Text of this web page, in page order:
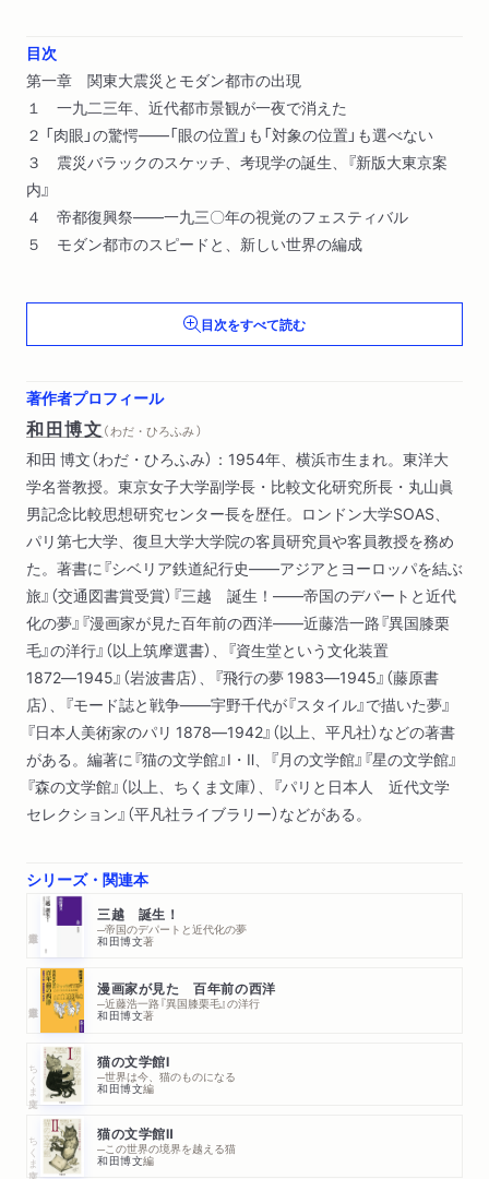
目次
第一章 関東大震災とモダン都市の出現
１ 一九二三年、近代都市景観が一夜で消えた
２ 「肉眼」の驚愕――「眼の位置」も「対象の位置」も選べない
３ 震災バラックのスケッチ、考現学の誕生、『新版大東京案
内』
４ 帝都復興祭――一九三〇年の視覚のフェスティバル
５ モダン都市のスピードと、新しい世界の編成
第二章 「視覚の革命」の始まり──モホリ=ナジ『絵画・写真・
映画』と独逸国際移動写真展
１ 福原信三がパリで諦めた絵筆、ロンドンで購入したカメラ
ダーンフォトセクション」
３ バウハウスで学んだ日本人――仲田定之助・山脇道子・山
脇巌
４ 芸術写真から新興写真へ――『フォトタイムス』をどう編集
するか
５ 新興写真の形式と問題系――一九三〇年代初頭の『新興写真
研究』
６ 独逸国際移動写真展――シュトゥットガルトから東京へ
７ パリでマン・レイを訪ねる――木村専一の欧米視察(1)
８ モホリ=ナジは毎月、本誌を手にしている――木村専一の
欧米視察(2)
９ 保守的なイギリス、商業美術のアメリカ――木村専一の欧
米視察(3)
第三章 新興写真の新形式──フォトグラム・フォトモンタージ
ュ・タイポフォト
２ モホリ=ナジのフォトグラム、マン・レイのレイヨグラフ
３ ダダイスムからフォトモンタージュへ
４ 商業写真におけるフォトモンタージュの流行
５ ジャーナリズムはタイポフォトに向かっている
６ 詩と写真のモンタージュ――五城康雄・阿部芳文・廣江ミ
チ子
７ グラフモンタージュ(1)――堀野正雄の「一人舞台」
８ グラフモンタージュ(2)――大宅壮一・北川冬彦・武田麟太
郎の視線
第四章 モダン都市空間とリアルフォトの模索
１ 都市美協会編『建築の東京』と大東京建築祭・東京市道路祭
目次をすべて読む
著作者プロフィール
和田博文（ わだ・ひろふみ ）
和田 博文（わだ・ひろふみ）：1954年、横浜市生まれ。東洋大
学名誉教授。東京女子大学副学長・比較文化研究所長・丸山眞
男記念比較思想研究センター長を歴任。ロンドン大学SOAS、
パリ第七大学、復旦大学大学院の客員研究員や客員教授を務め
た。著書に『シベリア鉄道紀行史――アジアとヨーロッパを結ぶ
旅』（交通図書賞受賞）『三越 誕生！――帝国のデパートと近代
化の夢』『漫画家が見た百年前の西洋――近藤浩一路『異国膝栗
毛』の洋行』（以上筑摩選書）、『資生堂という文化装置
1872―1945』（岩波書店）、『飛行の夢 1983―1945』（藤原書
店）、『モード誌と戦争――宇野千代が『スタイル』で描いた夢』
『日本人美術家のパリ 1878―1942』（以上、平凡社）などの著書
がある。編著に『猫の文学館』Ⅰ・Ⅱ、『月の文学館』『星の文学館』
『森の文学館』（以上、ちくま文庫）、『パリと日本人 近代文学
セレクション』（平凡社ライブラリー）などがある。
シリーズ・関連本
三越 誕生！
─帝国のデパートと近代化の夢
和田博文著
漫画家が見た 百年前の西洋
─近藤浩一路『異国膝栗毛』の洋行
和田博文著
ちくま文庫 猫の文学館Ⅰ
─世界は今、猫のものになる
和田博文編
ちくま文庫 猫の文学館Ⅱ
─この世界の境界を越える猫
和田博文編